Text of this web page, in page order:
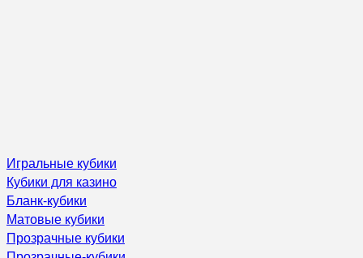
Игральные кубики
Кубики для казино
Бланк-кубики
Матовые кубики
Прозрачные кубики